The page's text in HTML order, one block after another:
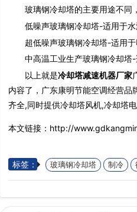
玻璃钢冷却塔的主要用途不同
低噪声玻璃钢冷却塔-适用于水
超低噪声玻璃钢冷却塔-适用于
中高温工业生产玻璃钢冷却塔-
以上就是冷却塔减速机器厂家
内容了，广东康明节能空调经营
齐全,同时提供冷却塔风机,冷却塔
本文链接：http://
标签： 玻璃钢冷却塔 制冷